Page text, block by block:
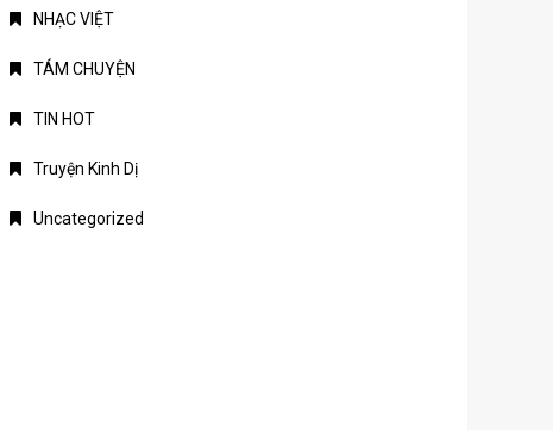
NHẠC VIỆT
TÁM CHUYỆN
TIN HOT
Truyện Kinh Dị
Uncategorized